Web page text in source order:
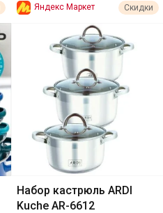
Яндекс Маркет Скидки
Набор кастрюль ARDI
Kuche AR-6612